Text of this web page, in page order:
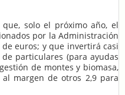
solo el próximo año, el
por la Administración
euros; y que invertirá casi
particulares (para ayudas
de montes y biomasa,
margen de otros 2,9 para